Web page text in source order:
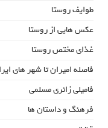
طوایف روستا
عکس هایی از روستا
غذای مختص روستا
فاصله امیران تا شهر های
فامیلی زائری مسلمی
فرهنگ و داستان ها